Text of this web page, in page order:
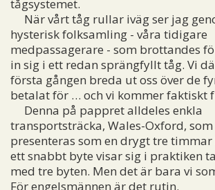
tågsystemet.
När vårt tåg rullar iväg ser jag
hysterisk folksamling - våra tidigare
medpassagerare - som brottandes
in sig i ett redan sprängfyllt tåg. Vi
första gången breda ut oss över de
betalat för … och vi kommer faktiskt
Denna på pappret alldeles enkla
transportsträcka, Wales-Oxford,
presenteras som en drygt tre timmar
ett snabbt byte visar sig i praktiken
med tre byten. Men det är bara vi
För engelsmännen är det rutin.